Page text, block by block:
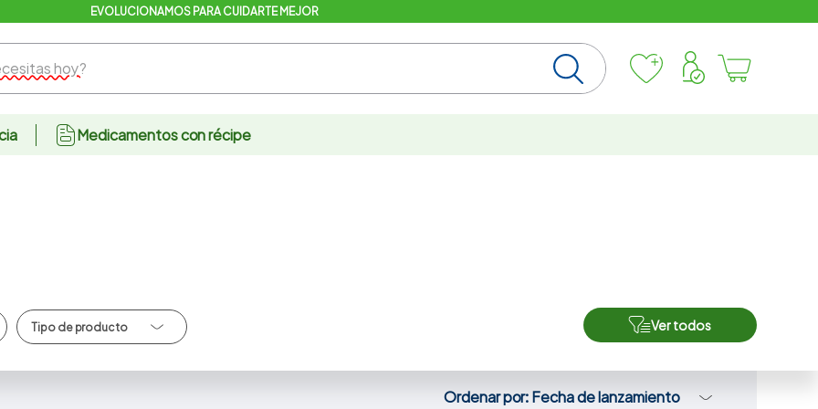
EVOLUCIONAMOS PARA CUIDARTE MEJOR
hoy?
Medicamentos con récipe
Ver todos
Ordenar por Fecha de lanzamiento